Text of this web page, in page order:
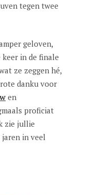
tegen twee
geloven,
in de finale
ze zeggen hé,
danku voor
en
proficiat
zie jullie
in veel